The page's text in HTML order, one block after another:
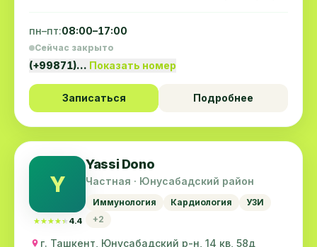
пн–пт:08:00–17:00
Сейчас закрыто
(+99871)… Показать номер
Записаться Подробнее
Y
★★★★★
★★★★★ 4.4
Yassi Dono
Частная · Юнусабадский район
Иммунология Кардиология
УЗИ
+2
г. Ташкент, Юнусабадский р-н, 14 кв, 58д